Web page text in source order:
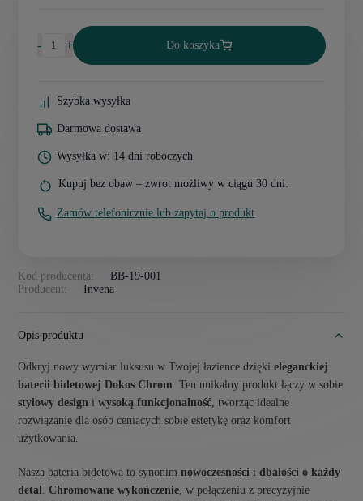
Kod producenta:
BB-19-001
Producent:
Invena
- + Do koszyka
Szybka wysyłka
Darmowa dostawa
Wysyłka w: 14 dni roboczych
Kupuj bez obaw – zwrot możliwy w ciągu 30 dni.
Zamów telefonicznie lub zapytaj o produkt
Opis produktu
Odkryj nowy wymiar luksusu w Twojej łazience dziękieleganckiej
baterii bidetowej Dokos Chrom. Ten unikalny produkt łączy w sobie
stylowy design iwysoką funkcjonalność, tworząc idealne
rozwiązanie dla osób ceniących sobie estetykę oraz komfort
użytkowania.
Nasza bateria bidetowa to synonimnowoczesności idbałości o każdy
detal.Chromowane wykończenie, w połączeniu z precyzyjnie